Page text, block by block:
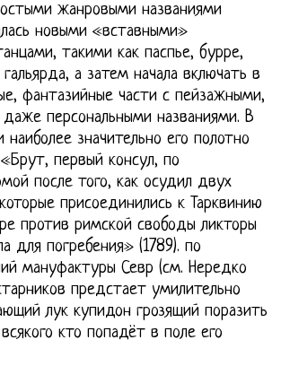
жанровыми названиями
новыми «вставными»
такими как паспье, бурре,
а затем начала включать в
фантазийные части с пейзажными,
персональными названиями. В
значительно его полотно
первый консул, по
после того, как осудил двух
присоединились к Тарквинию
против римской свободы ликторы
для погребения» (1789). по
мануфактуры Севр (см. Нередко
предстает умилительно
лук купидон грозящий поразить
кто попадёт в поле его